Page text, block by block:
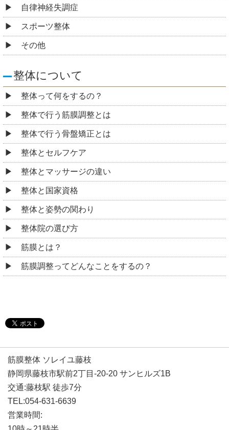
自律神経失調症
スポーツ整体
その他
整体について
整体って何をするの？
整体で行う筋膜調整とは
整体で行う骨盤矯正とは
整体とセルフケア
整体とマッサージの違い
整体と国家資格
整体と姿勢の関わり
整体院の選び方
筋膜とは？
筋膜調整ってどんなことをするの？
筋膜整体 ソレイユ藤枝
静岡県藤枝市駅前2丁目-20-20 サンヒルズ1B
交通:藤枝駅 徒歩7分
TEL:054-631-6639
営業時間: